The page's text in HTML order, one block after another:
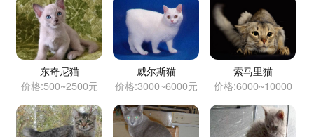
东奇尼猫
价格:500~2500元
威尔斯猫
价格:3000~6000元
索马里猫
价格:6000~10000